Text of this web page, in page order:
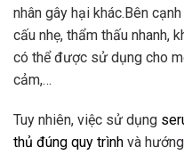
nhân gây hại khác.Bên
cấu nhẹ, thẩm thấu nhanh,
có thể được sử dụng cho
cảm,…
Tuy nhiên, việc sử dụng
thủ đúng quy trình và